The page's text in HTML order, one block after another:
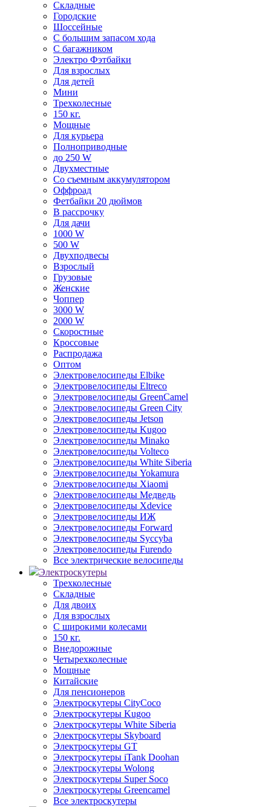
Складные
Городские
Шоссейные
С большим запасом хода
С багажником
Электро Фэтбайки
Для взрослых
Для детей
Мини
Трехколесные
150 кг.
Мощные
Для курьера
Полноприводные
до 250 W
Двухместные
Со съемным аккумулятором
Оффроад
Фетбайки 20 дюймов
В рассрочку
Для дачи
1000 W
500 W
Двухподвесы
Взрослый
Грузовые
Женские
Чоппер
3000 W
2000 W
Скоростные
Кроссовые
Распродажа
Оптом
Электровелосипеды Elbike
Электровелосипеды Eltreco
Электровелосипеды GreenCamel
Электровелосипеды Green City
Электровелосипеды Jetson
Электровелосипеды Kugoo
Электровелосипеды Minako
Электровелосипеды Volteco
Электровелосипеды White Siberia
Электровелосипеды Yokamura
Электровелосипеды Xiaomi
Электровелосипеды Медведь
Электровелосипеды Xdevice
Электровелосипеды ИЖ
Электровелосипеды Forward
Электровелосипеды Syccyba
Электровелосипеды Furendo
Все электрические велосипеды
Электроскутеры
Трехколесные
Складные
Для двоих
Для взрослых
С широкими колесами
150 кг.
Внедорожные
Четырехколесные
Мощные
Китайские
Для пенсионеров
Электроскутеры CityCoco
Электроскутеры Kugoo
Электроскутеры White Siberia
Электроскутеры Skyboard
Электроскутеры GT
Электроскутеры iTank Doohan
Электроскутеры Wolong
Электроскутеры Super Soco
Электроскутеры Greencamel
Все электроскутеры